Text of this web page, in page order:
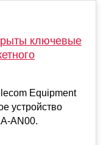
ключевые
Equipment
устройство
AN00.